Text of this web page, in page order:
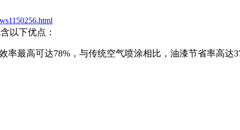
以下优点：
率最高可达78%，与传统空气喷涂相比，油漆节省率高